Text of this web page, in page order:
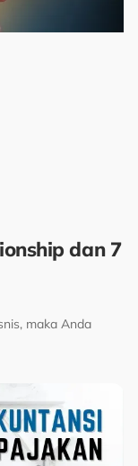
dan 7
maka Anda